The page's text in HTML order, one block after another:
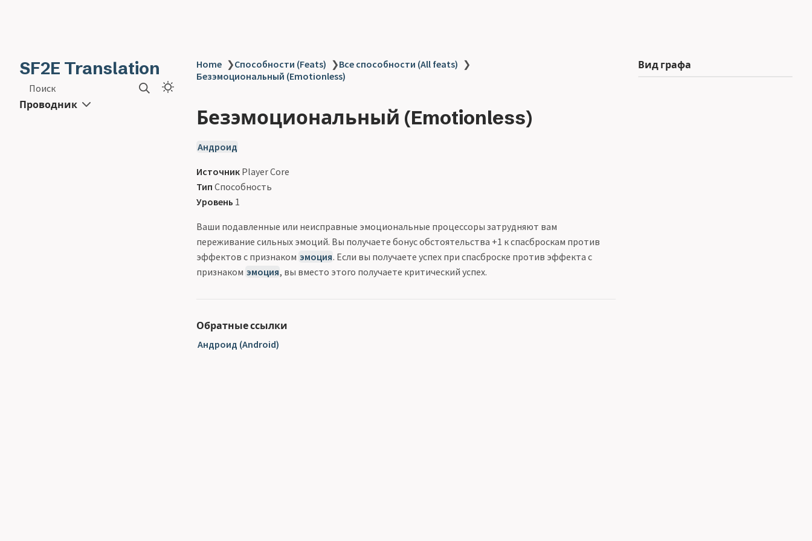
SF2E Translation
Поиск
Проводник
Home ❯Способности (Feats) ❯Все способности (All feats) ❯
Безэмоциональный (Emotionless)
Безэмоциональный (Emotionless)
Андроид
Источник Player Core
Тип Способность
Уровень 1
Ваши подавленные или неисправные эмоциональные процессоры затрудняют вам
переживание сильных эмоций. Вы получаете бонус обстоятельства +1 к спасброскам против
эффектов с признаком эмоция. Если вы получаете успех при спасброске против эффекта с
признаком эмоция, вы вместо этого получаете критический успех.
Обратные ссылки
Андроид (Android)
Вид графа